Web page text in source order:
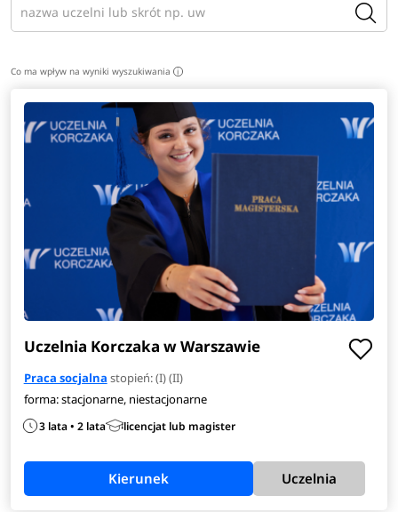
uchodźców. Ponadto, doskonale odnajdują się w zakładach
karnych oraz innych jednostkach resocjalizujących.Zobacz
Co ma wpływ na wyniki wyszukiwania i
Uczelnia Korczaka w Warszawie
Praca socjalna stopień: (I) (II)
forma: stacjonarne, niestacjonarne
3 lata • 2 lata licencjat lub magister
Kierunek Uczelnia